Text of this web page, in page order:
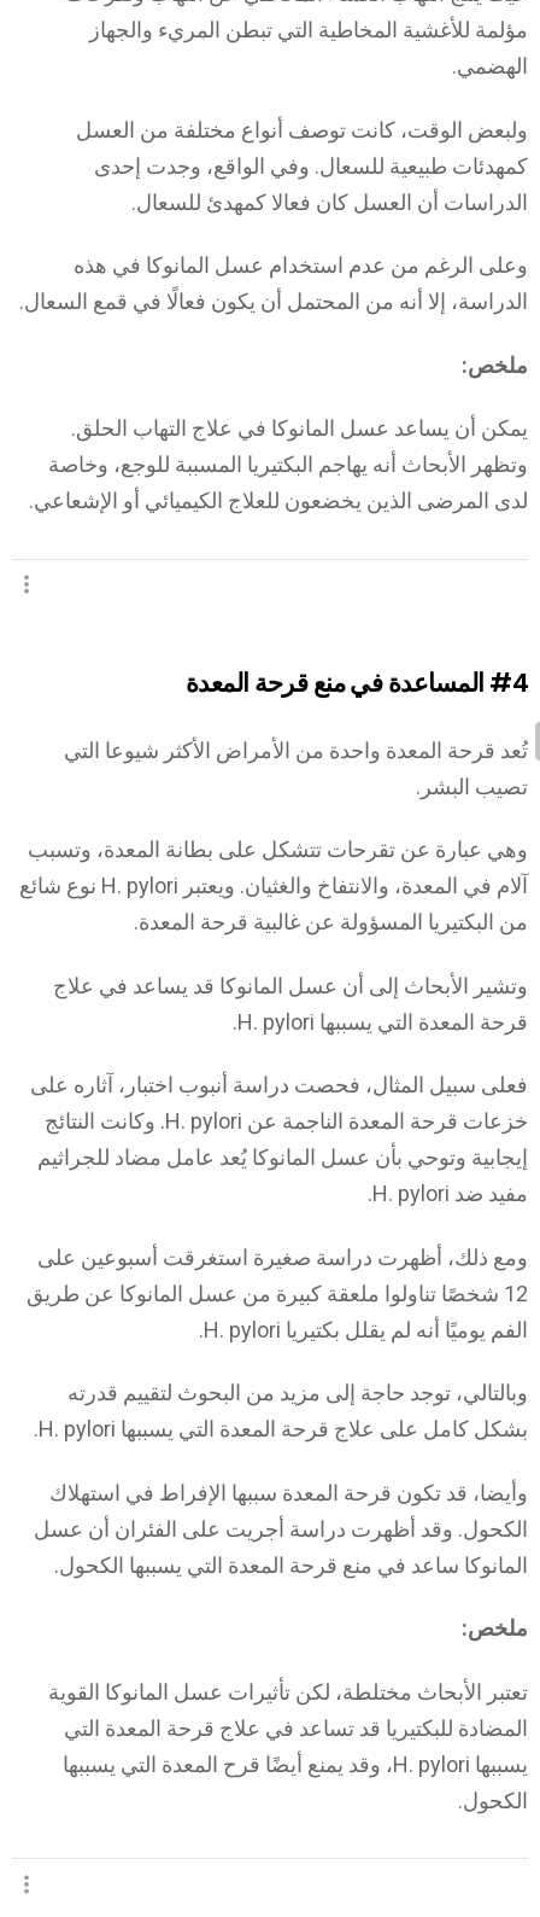
مؤلمة للأغشية المخاطية التي تبطن المريء والجهاز
الهضمي.
ولبعض الوقت، كانت توصف أنواع مختلفة من العسل
كمهدئات طبيعية للسعال. وفي الواقع، وجدت إحدى
الدراسات أن العسل كان فعالا كمهدئ للسعال.
وعلى الرغم من عدم استخدام عسل المانوكا في هذه
الدراسة، إلا أنه من المحتمل أن يكون فعالًا في قمع السعال.
ملخص:
يمكن أن يساعد عسل المانوكا في علاج التهاب الحلق.
وتظهر الأبحاث أنه يهاجم البكتيريا المسببة للوجع، وخاصة
لدى المرضى الذين يخضعون للعلاج الكيميائي أو الإشعاعي.
#4 المساعدة في منع قرحة المعدة
تُعد قرحة المعدة واحدة من الأمراض الأكثر شيوعا التي
تصيب البشر.
وهي عبارة عن تقرحات تتشكل على بطانة المعدة، وتسبب
آلام في المعدة، والانتفاخ والغثيان. ويعتبر H. pylori نوع شائع
من البكتيريا المسؤولة عن غالبية قرحة المعدة.
وتشير الأبحاث إلى أن عسل المانوكا قد يساعد في علاج
قرحة المعدة التي يسببها H. pylori.
فعلى سبيل المثال، فحصت دراسة أنبوب اختبار، آثاره على
خزعات قرحة المعدة الناجمة عن H. pylori. وكانت النتائج
إيجابية وتوحي بأن عسل المانوكا يُعد عامل مضاد للجراثيم
مفيد ضد H. pylori.
ومع ذلك، أظهرت دراسة صغيرة استغرقت أسبوعين على
12 شخصًا تناولوا ملعقة كبيرة من عسل المانوكا عن طريق
الفم يوميًا أنه لم يقلل بكتيريا H. pylori.
وبالتالي، توجد حاجة إلى مزيد من البحوث لتقييم قدرته
بشكل كامل على علاج قرحة المعدة التي يسببها H. pylori.
وأيضا، قد تكون قرحة المعدة سببها الإفراط في استهلاك
الكحول. وقد أظهرت دراسة أجريت على الفئران أن عسل
المانوكا ساعد في منع قرحة المعدة التي يسببها الكحول.
ملخص:
تعتبر الأبحاث مختلطة، لكن تأثيرات عسل المانوكا القوية
المضادة للبكتيريا قد تساعد في علاج قرحة المعدة التي
يسببها H. pylori، وقد يمنع أيضًا قرح المعدة التي يسببها
الكحول.